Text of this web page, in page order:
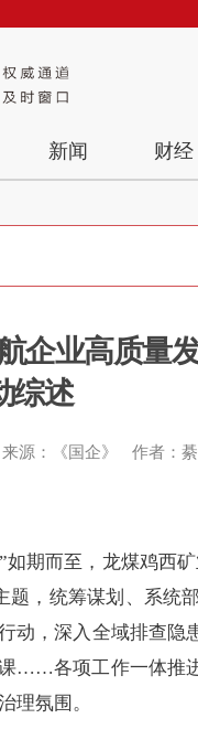
新闻 财经
企业高质量
综述
来源：《国企》 作者：
期而至，龙煤鸡西
，统筹谋划、系统
动，深入全域排查隐
……各项工作一体推
理氛围。